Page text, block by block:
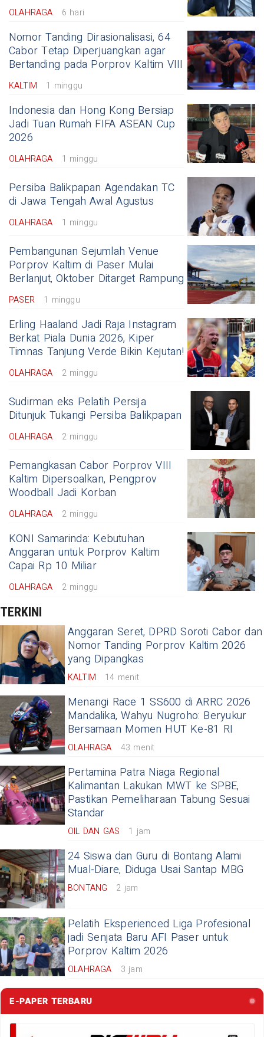
OLAHRAGA 6 hari
Nomor Tanding Dirasionalisasi, 64
Cabor Tetap Diperjuangkan agar
Bertanding pada Porprov Kaltim VIII
KALTIM 1 minggu
Indonesia dan Hong Kong Bersiap
Jadi Tuan Rumah FIFA ASEAN Cup
2026
OLAHRAGA 1 minggu
Persiba Balikpapan Agendakan TC
di Jawa Tengah Awal Agustus
OLAHRAGA 1 minggu
Pembangunan Sejumlah Venue
Porprov Kaltim di Paser Mulai
Berlanjut, Oktober Ditarget Rampung
PASER 1 minggu
Erling Haaland Jadi Raja Instagram
Berkat Piala Dunia 2026, Kiper
Timnas Tanjung Verde Bikin Kejutan!
OLAHRAGA 2 minggu
Sudirman eks Pelatih Persija
Ditunjuk Tukangi Persiba Balikpapan
OLAHRAGA 2 minggu
Pemangkasan Cabor Porprov VIII
Kaltim Dipersoalkan, Pengprov
Woodball Jadi Korban
OLAHRAGA 2 minggu
KONI Samarinda: Kebutuhan
Anggaran untuk Porprov Kaltim
Capai Rp 10 Miliar
OLAHRAGA 2 minggu
TERKINI
Anggaran Seret, DPRD Soroti Cabor dan
Nomor Tanding Porprov Kaltim 2026
yang Dipangkas
KALTIM 14 menit
Menangi Race 1 SS600 di ARRC 2026
Mandalika, Wahyu Nugroho: Beryukur
Bersamaan Momen HUT Ke-81 RI
OLAHRAGA 43 menit
Pertamina Patra Niaga Regional
Kalimantan Lakukan MWT ke SPBE,
Pastikan Pemeliharaan Tabung Sesuai
Standar
OIL DAN GAS 1 jam
24 Siswa dan Guru di Bontang Alami
Mual-Diare, Diduga Usai Santap MBG
BONTANG 2 jam
Pelatih Eksperienced Liga Profesional
jadi Senjata Baru AFI Paser untuk
Porprov Kaltim 2026
OLAHRAGA 3 jam
E-PAPER TERBARU